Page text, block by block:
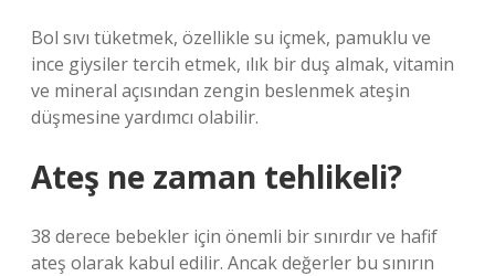
Bol sıvı tüketmek, özellikle su içmek, pamuklu ve
ince giysiler tercih etmek, ılık bir duş almak, vitamin
ve mineral açısından zengin beslenmek ateşin
düşmesine yardımcı olabilir.
Ateş ne zaman tehlikeli?
38 derece bebekler için önemli bir sınırdır ve hafif
ateş olarak kabul edilir. Ancak değerler bu sınırın